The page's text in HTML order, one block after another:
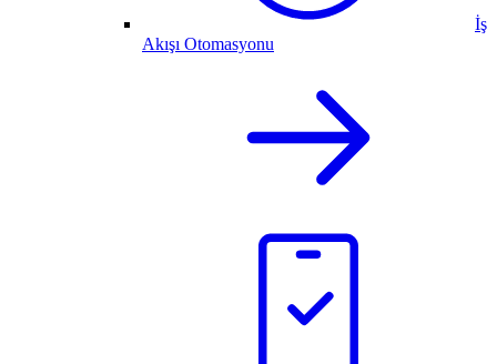
İş
Akışı Otomasyonu